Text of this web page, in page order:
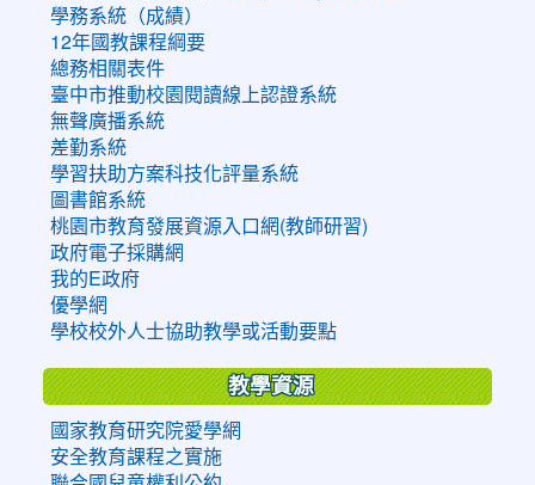
學務系統（成績）
12年國教課程綱要
總務相關表件
臺中市推動校園閱讀線上認證系統
無聲廣播系統
差勤系統
學習扶助方案科技化評量系統
圖書館系統
桃園市教育發展資源入口網(教師研習)
政府電子採購網
我的E政府
優學網
學校校外人士協助教學或活動要點
教學資源
國家教育研究院愛學網
安全教育課程之實施